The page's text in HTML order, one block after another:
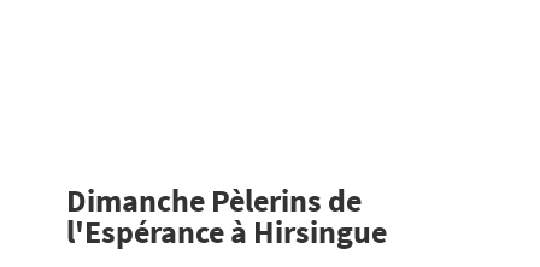
Dimanche Pèlerins de
l'Espérance à Hirsingue